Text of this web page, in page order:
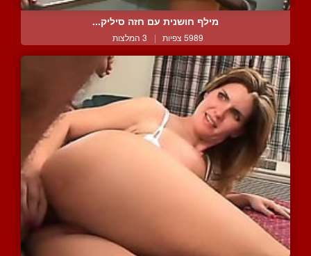
מילף חושנית עם חזה סיליק...
5989 צפיות | 3 המלצות